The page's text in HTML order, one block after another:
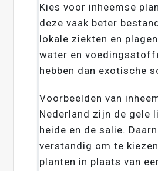
Kies voor inheemse
deze vaak beter
lokale ziekten en
water en
hebben dan exotische
Voorbeelden van
Nederland zijn de gele
heide en de salie.
verstandig om te
planten in plaats van